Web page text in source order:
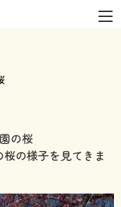
の桜
の様子を見てきま